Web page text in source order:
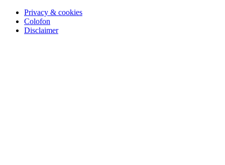
Privacy & cookies
Colofon
Disclaimer